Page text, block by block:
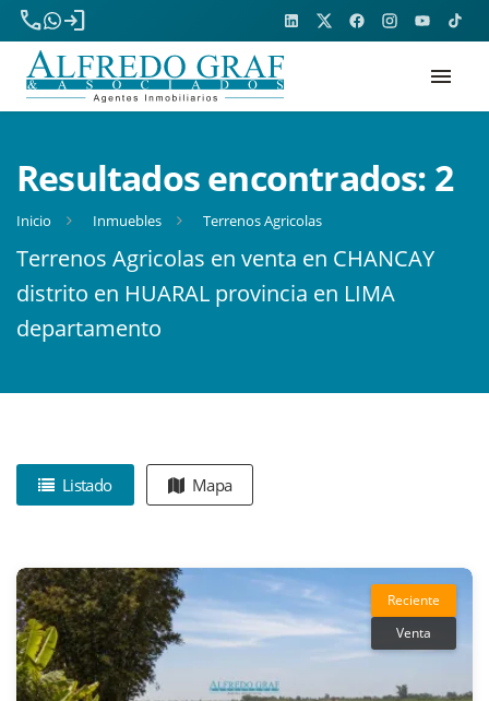
phone
login
menu
Resultados encontrados: 2
Inicio Inmuebles Terrenos Agricolas
Terrenos Agricolas en venta en CHANCAY
distrito en HUARAL provincia en LIMA
departamento
Listado Mapa
Reciente
Venta